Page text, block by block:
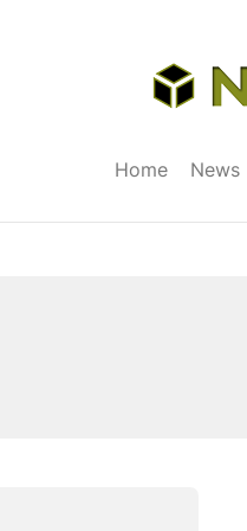
Home News